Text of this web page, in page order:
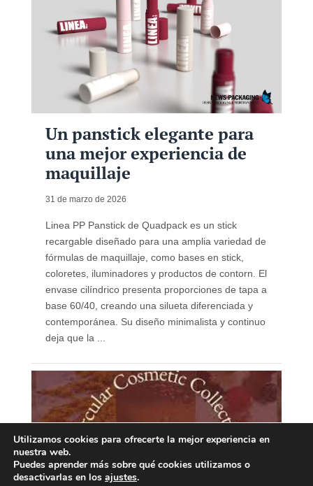
Un panstick elegante para
una mejor experiencia de
maquillaje
31 de marzo de 2026
Linea PP Panstick de Quadpack es un stick
recargable diseñado para una amplia variedad de
fórmulas de maquillaje, como bases en stick,
coloretes, iluminadores y productos de contorn. El
envase cilíndrico presenta proporciones de tapa a
base 60/40, creando una silueta diferenciada y
contemporánea. Su diseño minimalista y continuo
deja que la ...
Utilizamos cookies para ofrecerte la mejor experiencia en
nuestra web.
Puedes aprender más sobre qué cookies utilizamos o
desactivarlas en los ajustes.